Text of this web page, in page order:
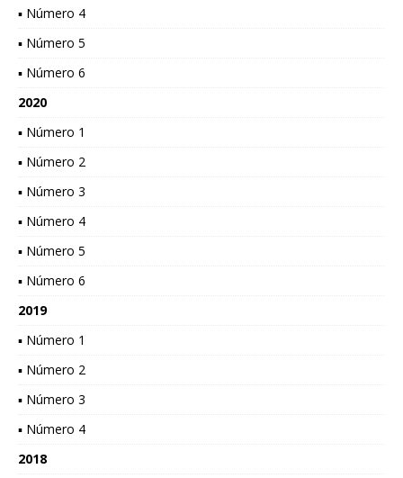
▪ Número 4
▪ Número 5
▪ Número 6
2020
▪ Número 1
▪ Número 2
▪ Número 3
▪ Número 4
▪ Número 5
▪ Número 6
2019
▪ Número 1
▪ Número 2
▪ Número 3
▪ Número 4
2018